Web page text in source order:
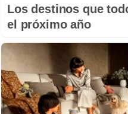
Los destinos que
el próximo año